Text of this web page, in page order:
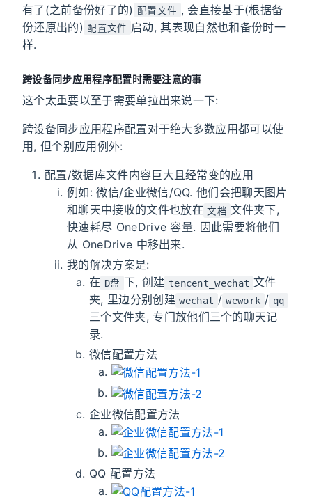
有了(之前备份好了的) 配置文件 , 会直接基于(根据备
份还原出的) 配置文件 启动, 其表现自然也和备份时一
样.
跨设备同步应用程序配置时需要注意的事
这个太重要以至于需要单拉出来说一下:
跨设备同步应用程序配置对于绝大多数应用都可以使
用, 但个别应用例外:
配置/数据库文件内容巨大且经常变的应用
例如: 微信/企业微信/QQ. 他们会把聊天图片
和聊天中接收的文件也放在 文档 文件夹下,
快速耗尽 OneDrive 容量. 因此需要将他们
从 OneDrive 中移出来.
我的解决方案是:
在 D盘 下, 创建 tencent_wechat 文件
夹, 里边分别创建 wechat / wework / qq
三个文件夹, 专门放他们三个的聊天记
录.
微信配置方法
企业微信配置方法
QQ 配置方法